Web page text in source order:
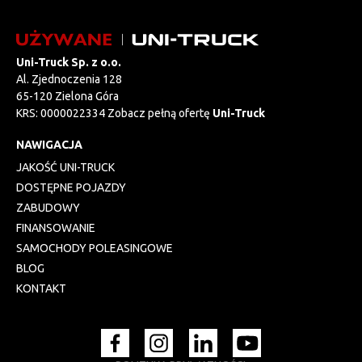
Uni-Truck Sp. z o.o.
Al. Zjednoczenia 128
65-120 Zielona Góra
KRS: 0000022334 Zobacz pełną ofertę Uni-Truck
NAWIGACJA
JAKOŚĆ UNI-TRUCK
DOSTĘPNE POJAZDY
ZABUDOWY
FINANSOWANIE
SAMOCHODY POLEASINGOWE
BLOG
KONTAKT